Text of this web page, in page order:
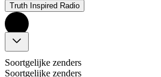
Truth Inspired Radio
Soortgelijke zenders
Soortgelijke zenders